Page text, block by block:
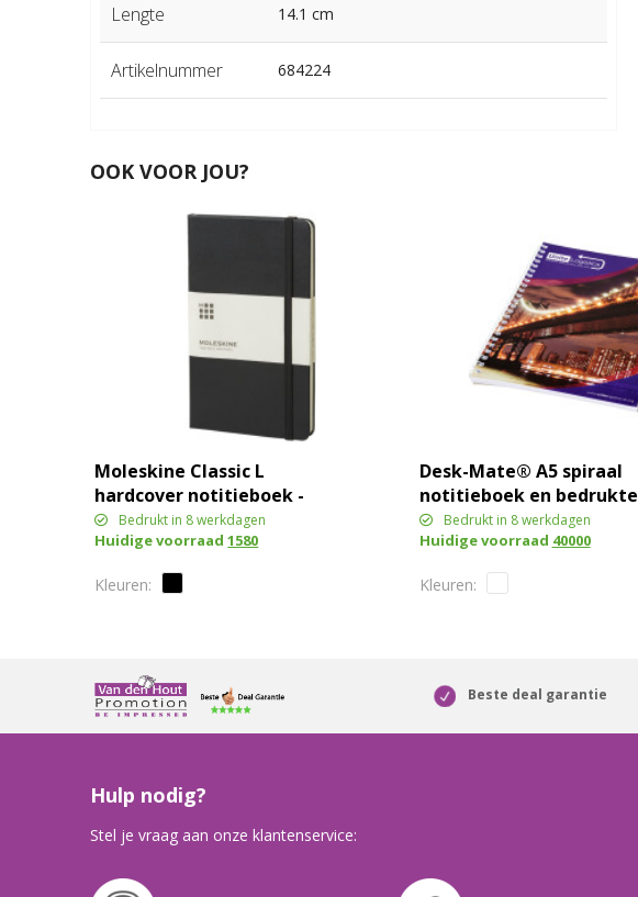
Lengte 14.1 cm
Artikelnummer 684224
OOK VOOR JOU?
Moleskine Classic L
hardcover notitieboek -
ruitjes
Bedrukt in 8 werkdagen
Huidige voorraad1580
Desk-Mate® A5 spiraal
notitieboek en bedrukte
achterste omslag
Bedrukt in 8 werkdagen
Huidige voorraad 40000
Beste deal garantie
Hulp nodig?
Stel je vraag aan onze klantenservice: